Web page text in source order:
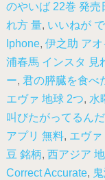
のやいば 22巻 発売
れ方 量, いいねが
Iphone, 伊之助 アオ
浦春馬 インスタ 見
ー, 君の膵臓を食べ
エヴァ 地球 2つ, 水
叫びたがってるん
アプリ 無料, エヴァ
豆 銘柄, 西アジア
Correct Accurate,